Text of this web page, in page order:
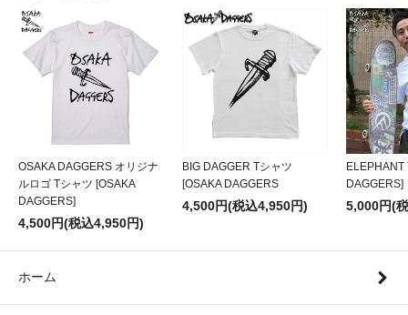
OSAKA DAGGERS オリジナ
ルロゴ Tシャツ [OSAKA
DAGGERS]
4,500円(税込4,950円)
BIG DAGGER Tシャツ
[OSAKA DAGGERS
4,500円(税込4,950円)
ELEPHANT
DAGGERS]
5,000円(
ホーム